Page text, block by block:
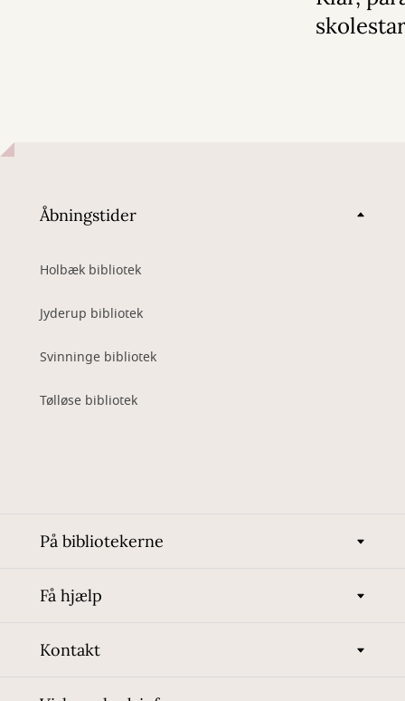
Åbningstider
Holbæk bibliotek
Jyderup bibliotek
Svinninge bibliotek
Tølløse bibliotek
På bibliotekerne
Få hjælp
Kontakt